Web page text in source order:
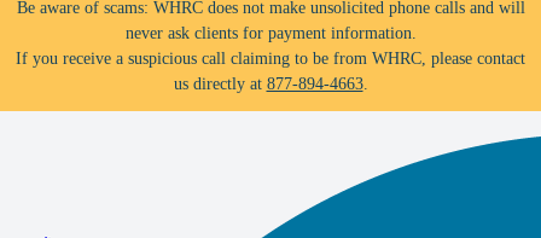
Đối mặt với việc bị tịch thu tài sản?Trợ giúp có sẵn!Gọi
hoặcmessage us.
Be aware of scams: WHRC does not make unsolicited phone calls and will
If you receive a suspicious call claiming to be from WHRC, please contact
877-894-4663.